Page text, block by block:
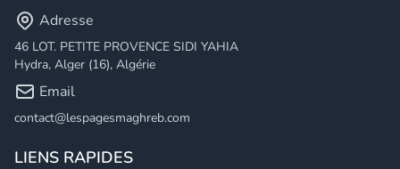
Adresse
46 LOT. PETITE PROVENCE SIDI YAHIA
Hydra, Alger (16), Algérie
Email
contact@lespagesmaghreb.com
LIENS RAPIDES